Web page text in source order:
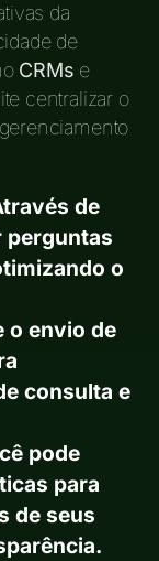
da
de
CRMs e
centralizar o
de
perguntas
o
o envio de
consulta e
pode
para
de seus